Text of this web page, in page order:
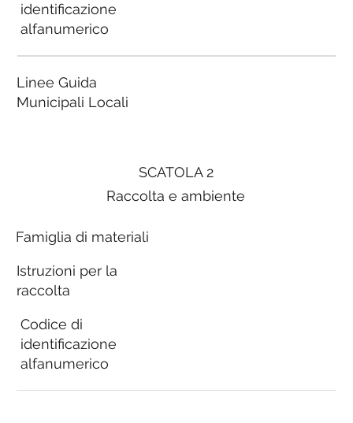
SCATOLA 2
Raccolta e ambiente
Famiglia di materiali
Istruzioni per la
raccolta
Codice di
identificazione
alfanumerico
identificazione
alfanumerico
Linee Guida
Municipali Locali